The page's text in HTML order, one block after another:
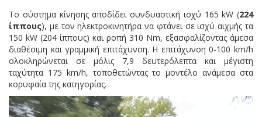
Το σύστημα κίνησης αποδίδει συνδυαστική ισχύ 165 kW (224
ίππους), με τον ηλεκτροκινητήρα να φτάνει σε ισχύ αιχμής τα
150 kW (204 ίππους) και ροπή 310 Nm, εξασφαλίζοντας άμεσα
διαθέσιμη και γραμμική επιτάχυνση. Η επιτάχυνση 0-100 km/h
ολοκληρώνεται σε μόλις 7,9 δευτερόλεπτα και μέγιστη
ταχύτητα 175 km/h, τοποθετώντας το μοντέλο ανάμεσα στα
κορυφαία της κατηγορίας.